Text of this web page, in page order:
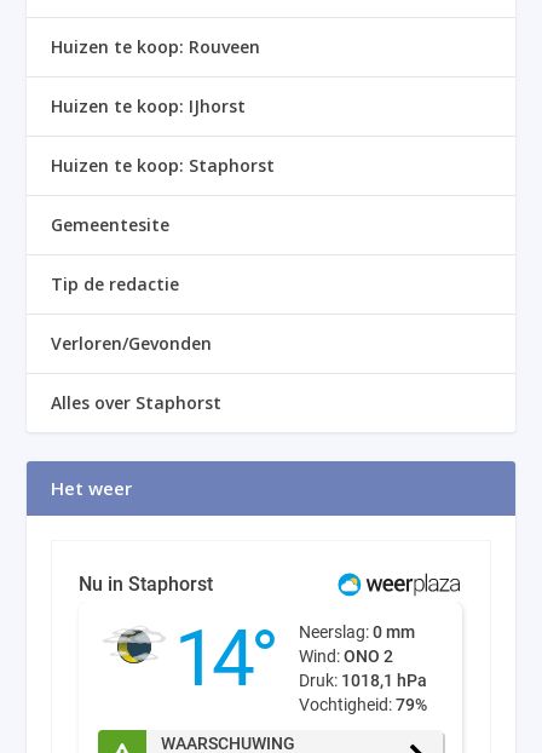
Huizen te koop: Rouveen
Huizen te koop: IJhorst
Huizen te koop: Staphorst
Gemeentesite
Tip de redactie
Verloren/Gevonden
Alles over Staphorst
Het weer